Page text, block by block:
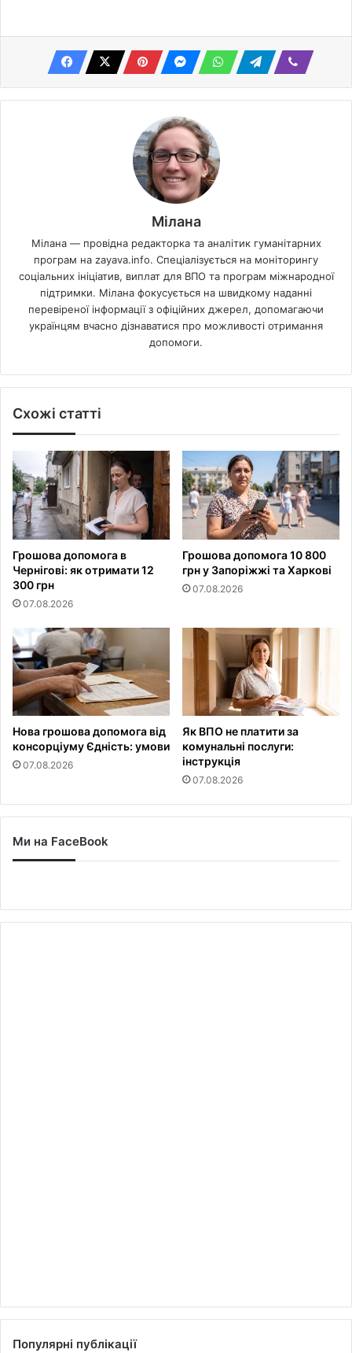
Мілана
Мілана — провідна редакторка та аналітик гуманітарних
програм на zayava.info. Спеціалізується на моніторингу
соціальних ініціатив, виплат для ВПО та програм міжнародної
підтримки. Мілана фокусується на швидкому наданні
перевіреної інформації з офіційних джерел, допомагаючи
українцям вчасно дізнаватися про можливості отримання
допомоги.
Схожі статті
Грошова допомога в
Чернігові: як отримати 12
300 грн
07.08.2026
Грошова допомога 10 800
грн у Запоріжжі та Харкові
07.08.2026
Нова грошова допомога від
консорціуму Єдність: умови
07.08.2026
Як ВПО не платити за
комунальні послуги:
інструкція
07.08.2026
Ми на FaceBook
Популярні публікації